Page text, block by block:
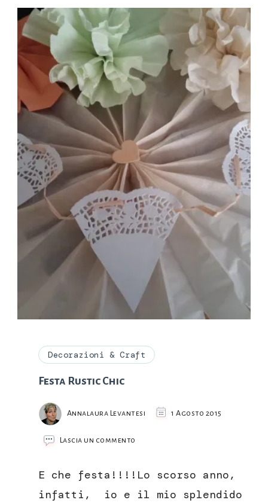
Decorazioni & Craft
Festa Rustic Chic
Annalaura Levantesi 1 Agosto 2015
Lascia un commento
Chic
E che festa!!!!Lo scorso anno,
infatti, io e il mio splendido